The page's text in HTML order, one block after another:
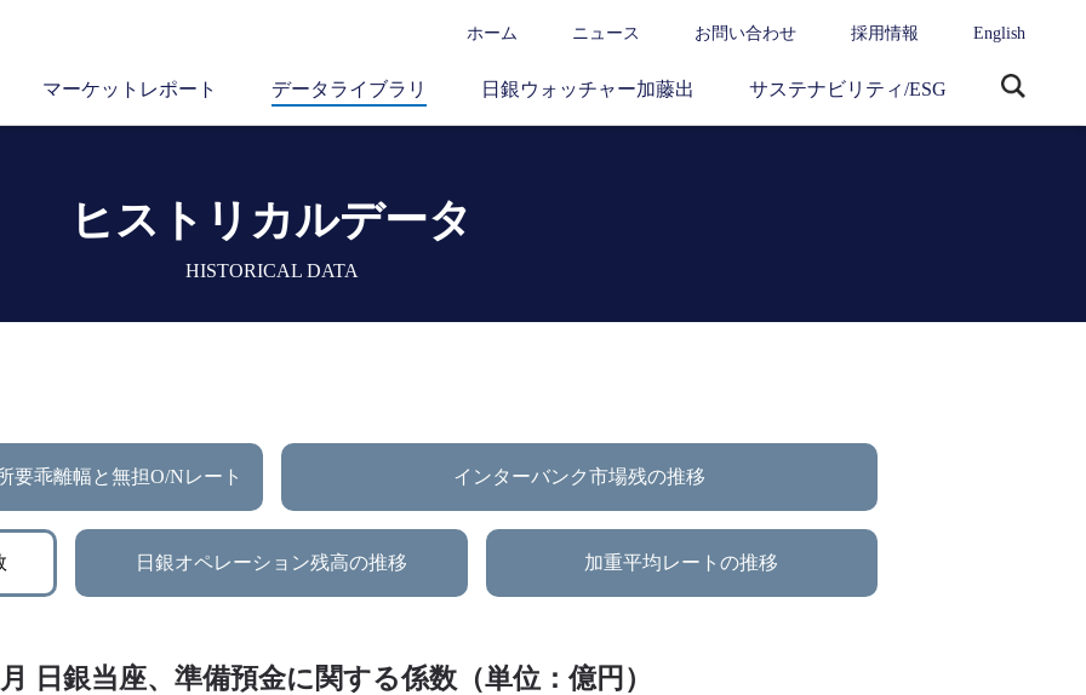
ホーム ニュース お問い合わせ 採用情報 English
マーケットレポート データライブラリ 日銀ウォッチャー加藤出 サステナビリティ/ESG
ヒストリカルデータ
HISTORICAL DATA
要乖離幅と無担O/Nレート インターバンク市場残の推移
日銀オペレーション残高の推移 加重平均レートの推移
日銀当座、準備預金に関する係数（単位：億円）